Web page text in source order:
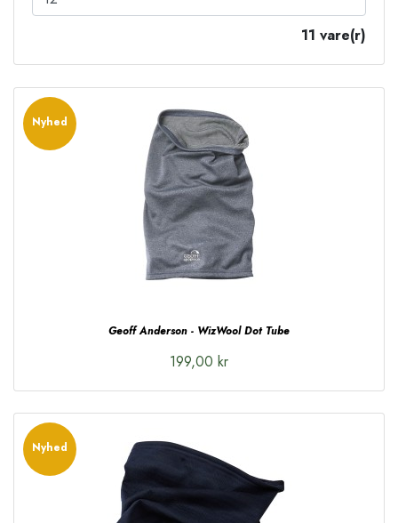
11 vare(r)
Nyhed
Geoff Anderson - WizWool Dot Tube
199,00 kr
Nyhed